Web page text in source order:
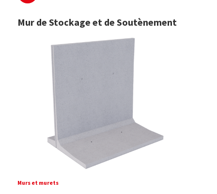
Mur de Stockage et de Soutènement
Murs et murets